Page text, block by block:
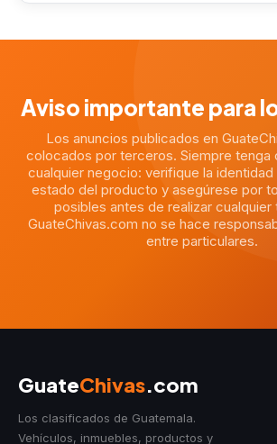
Aviso importante para
Los anuncios publicados en
colocados por terceros. Siempre tenga
cualquier negocio: verifique la
estado del producto y asegúrese por
posibles antes de realizar cualquier
GuateChivas.com no se hace
entre particulares.
GuateChivas.com
Los clasificados de Guatemala.
Vehículos, inmuebles, productos y